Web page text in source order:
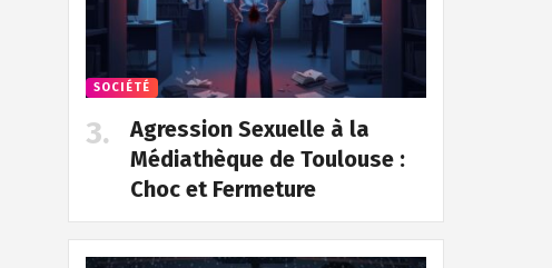
SOCIÉTÉ
Agression Sexuelle à la
Médiathèque de Toulouse :
Choc et Fermeture